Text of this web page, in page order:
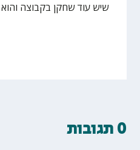
שיש עוד שחקן בקבוצה והוא
0 תגובות